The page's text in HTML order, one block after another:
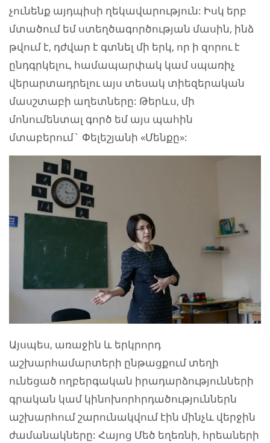
չունենք այդպիսի ղեկավարություն: Իսկ երբ
մտածում եմ ստեղծագործության մասին, ինձ
թվում է, դժվար է գտնել մի երկ, որ ի զորու է
ընդգրկելու, համապարփակ կամ սպառիչ
վերարտադրելու այս տեսակ տիեզերական
մասշտաբի աղետները: Թերևս, մի
մոնումենտալ գործ եմ այս պահին
մտաբերում` Փելեշյանի «Մենքը»:
Այսպես, առաջին և երկրորդ
աշխարհամարտերի ընթացքում տեղի
ունեցած ողբերգական իրադարձությունների
գրական կամ կինոխորհրդածություններն
աշխարհում շարունակվում էին մինչև վերջին
ժամանակները: Հայոց Մեծ եղեռնի, հրեաների